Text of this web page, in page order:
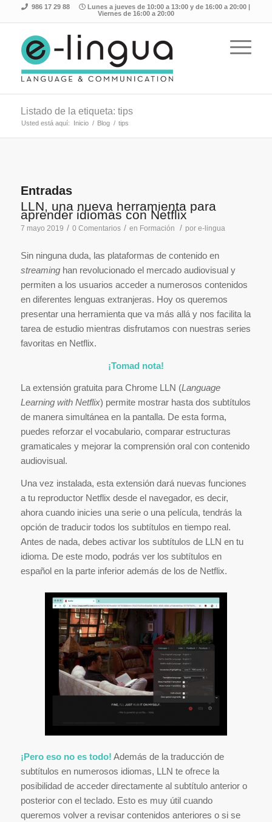
986 17 29 88
Lunes a jueves de 10:00 a 13:00 y de 16:00 a 20:00 |
Viernes de 16:00 a 20:00
Listado de la etiqueta: tips
Usted está aquí: Inicio / Blog / tips
Entradas
LLN, una nueva herramienta para
aprender idiomas con Netflix
7 mayo 2019 / 0 Comentarios / en Formación / por e-lingua
Sin ninguna duda, las plataformas de contenido en
streaminghan revolucionado el mercado audiovisual y
permiten a los usuarios acceder a numerosos contenidos
en diferentes lenguas extranjeras. Hoy os queremos
presentar una herramienta que va más allá y nos facilita la
tarea de estudio mientras disfrutamos con nuestras series
favoritas en Netflix.
¡Tomad nota!
La extensión gratuita para Chrome LLN (Language
Learning with Netflix) permite mostrar hasta dos subtítulos
de manera simultánea en la pantalla. De esta forma,
puedes reforzar el vocabulario, comparar estructuras
gramaticales y mejorar la comprensión oral con contenido
audiovisual.
Una vez instalada, esta extensión dará nuevas funciones
a tu reproductor Netflix desde el navegador, es decir,
ahora cuando inicies una serie o una película, tendrás la
opción de traducir todos los subtítulos en tiempo real.
Antes de nada, debes activar los subtítulos de LLN en tu
idioma. De este modo, podrás ver los subtítulos en
español en la parte inferior además de los de Netflix.
¡Pero eso no es todo! Además de la traducción de
subtítulos en numerosos idiomas, LLN te ofrece la
posibilidad de acceder directamente al subtítulo anterior o
posterior con el teclado. Esto es muy útil cuando
queremos volver a revisar contenidos anteriores o si se